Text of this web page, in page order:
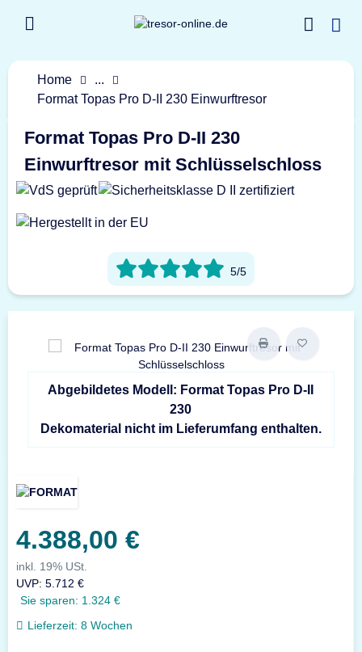
Home
...
Format Topas Pro D-II 230 Einwurftresor
Format Topas Pro D-II 230
Einwurftresor mit Schlüsselschloss
5/5
Abgebildetes Modell: Format Topas Pro D-II
230
Dekomaterial nicht im Lieferumfang enthalten.
4.388,00 €
inkl. 19% USt.
UVP: 5.712 €
Sie sparen: 1.324 €
Lieferzeit: 8 Wochen